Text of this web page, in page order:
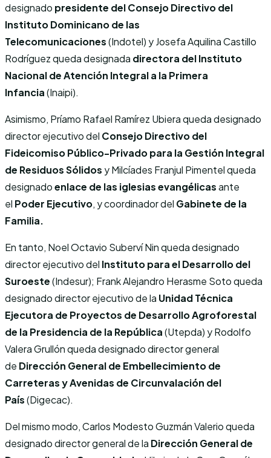
designado presidente del Consejo Directivo del
Instituto Dominicano de las
Telecomunicaciones(Indotel) y Josefa Aquilina Castillo
Rodríguez queda designada directora del Instituto
Nacional de Atención Integral a la Primera
Infancia(Inaipi).
Asimismo, Príamo Rafael Ramírez Ubiera queda designado
director ejecutivo del Consejo Directivo del
Fideicomiso Público-Privado para la Gestión Integral
de Residuos Sólidos y Milcíades Franjul Pimentel queda
designadoenlace de las iglesias evangélicasante
el Poder Ejecutivo, y coordinador del Gabinete de la
Familia.
En tanto, Noel Octavio Suberví Nin queda designado
director ejecutivo del Instituto para el Desarrollo del
Suroeste(Indesur); Frank Alejandro Herasme Soto queda
designado director ejecutivo de la Unidad Técnica
Ejecutora de Proyectos de Desarrollo Agroforestal
de la Presidencia de la República(Utepda) y Rodolfo
Valera Grullón queda designado director general
de Dirección General de Embellecimiento de
Carreteras y Avenidas de Circunvalación del
País(Digecac).
Del mismo modo, Carlos Modesto Guzmán Valerio queda
designado director general de la Dirección General de